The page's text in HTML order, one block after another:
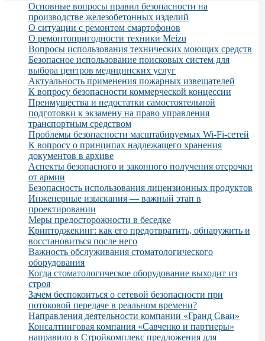
Основные вопросы правил безопасности на
производстве железобетонных изделий
О ситуации с ремонтом смартофонов
О ремонтопригодности техники Meizu
Вопросы использования технических моющих средств
Безопасное использование поисковых систем для
выбора центров медицинских услуг
Актуальность применения пожарных извещателей
К вопросу безопасности коммерческой концессии
Преимущества и недостатки самостоятельной
подготовки к экзамену на право управления
транспортным средством
Проблемы безопасности масштабируемых Wi-Fi-сетей
К вопросу о принципах надлежащего хранения
документов в архиве
Аспекты безопасного и законного получения отсрочки
от армии
Безопасность использования лицензионных продуктов
Инженерные изыскания — важный этап в
проектировании
Меры предосторожности в беседке
Криптоджекинг: как его предотвратить, обнаружить и
восстановиться после него
Важность обслуживания стоматологического
оборудования
Когда стоматологическое оборудование выходит из
строя
Зачем беспокоиться о сетевой безопасности при
потоковой передаче в реальном времени?
Направления деятельности компании «Гранд Сваи»
Консалтинговая компания «Савченко и партнеры»
направило в Стройкомплекс предложения для